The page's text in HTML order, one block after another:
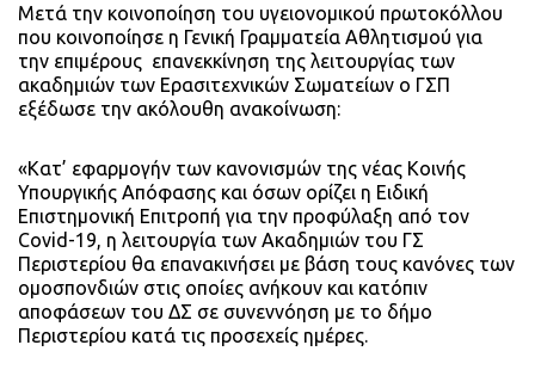
Μετά την κοινοποίηση του υγειονομικού πρωτοκόλλου
που κοινοποίησε η Γενική Γραμματεία Αθλητισμού για
την επιμέρους επανεκκίνηση της λειτουργίας των
ακαδημιών των Ερασιτεχνικών Σωματείων ο ΓΣΠ
εξέδωσε την ακόλουθη ανακοίνωση:
«Κατ’ εφαρμογήν των κανονισμών της νέας Κοινής
Υπουργικής Απόφασης και όσων ορίζει η Ειδική
Επιστημονική Επιτροπή για την προφύλαξη από τον
Covid-19, η λειτουργία των Ακαδημιών του ΓΣ
Περιστερίου θα επανακινήσει με βάση τους κανόνες των
ομοσπονδιών στις οποίες ανήκουν και κατόπιν
αποφάσεων του ΔΣ σε συνεννόηση με το δήμο
Περιστερίου κατά τις προσεχείς ημέρες.